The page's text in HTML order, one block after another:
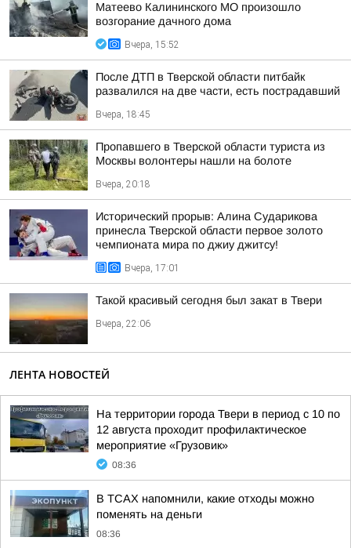
Матеево Калининского МО произошло
возгорание дачного дома
Вчера, 15:52
После ДТП в Тверской области питбайк
развалился на две части, есть пострадавший
Вчера, 18:45
Пропавшего в Тверской области туриста из
Москвы волонтеры нашли на болоте
Вчера, 20:18
Исторический прорыв: Алина Сударикова
принесла Тверской области первое золото
чемпионата мира по джиу джитсу!
Вчера, 17:01
Такой красивый сегодня был закат в Твери
Вчера, 22:06
ЛЕНТА НОВОСТЕЙ
На территории города Твери в период с 10 по
12 августа проходит профилактическое
мероприятие «Грузовик»
08:36
В ТСАХ напомнили, какие отходы можно
поменять на деньги
08:36